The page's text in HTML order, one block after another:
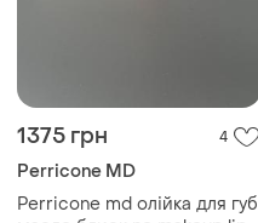
1375 грн 4
Perricone MD
Perricone md олійка для губ